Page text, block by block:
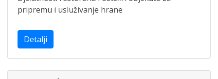
pripremu i usluživanje hrane
Detalji